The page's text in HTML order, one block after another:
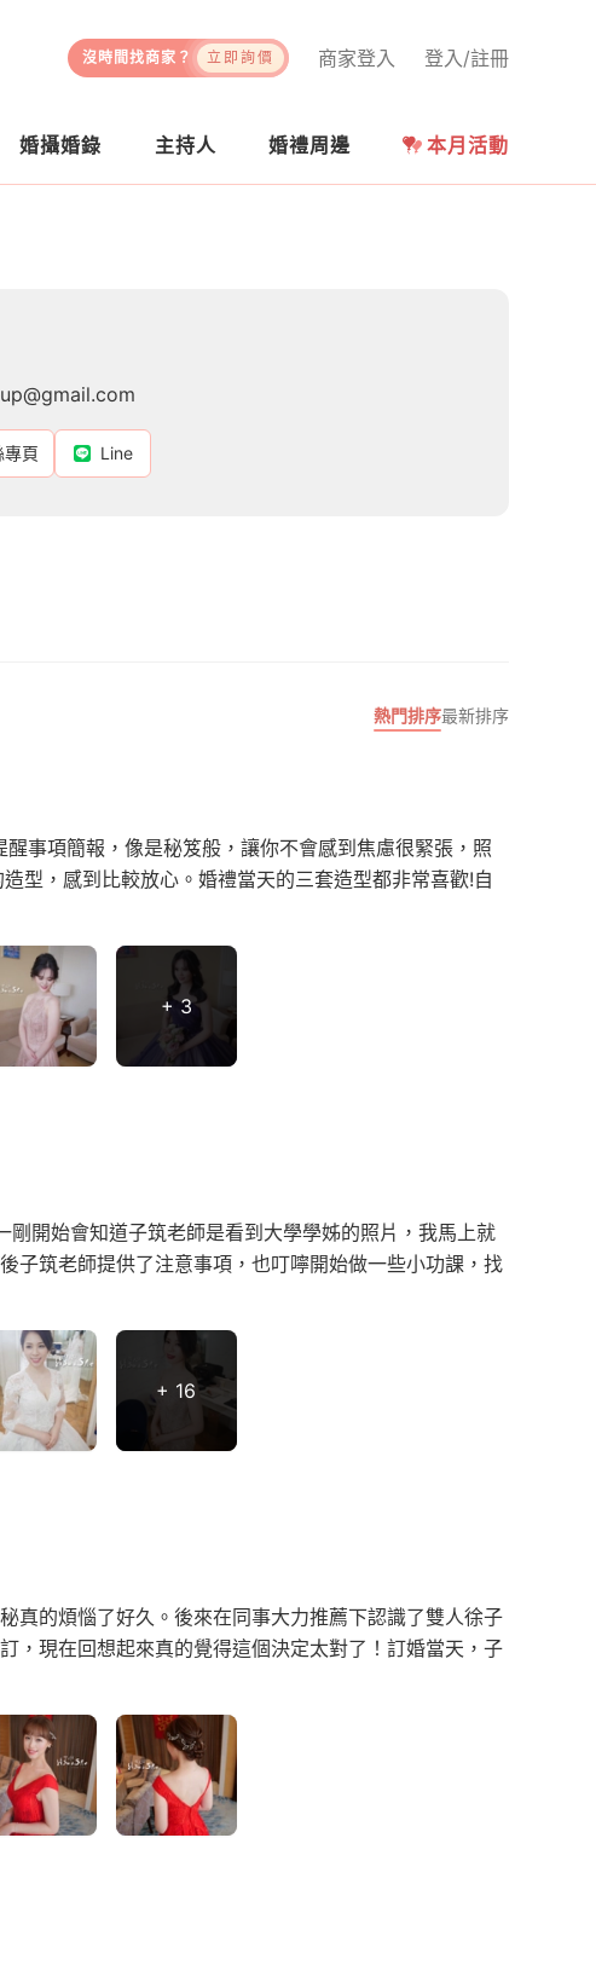
登入/註冊
商家登入
沒時間找商家？ 立即詢價
婚攝婚錄 主持人 婚禮周邊 本月活動
專頁 Line
熱門排序最新排序
事項簡報，像是秘笈般，讓你不會感到焦慮很緊張，照
型，感到比較放心。婚禮當天的三套造型都非常喜歡!自
+ 3
開始會知道子筑老師是看到大學學姊的照片，我馬上就
子筑老師提供了注意事項，也叮嚀開始做一些小功課，找
+ 16
真的煩惱了好久。後來在同事大力推薦下認識了雙人徐子
，現在回想起來真的覺得這個決定太對了！訂婚當天，子